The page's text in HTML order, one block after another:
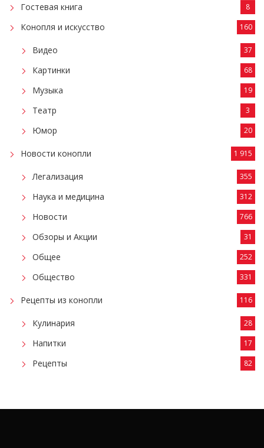
Гостевая книга 8
Конопля и искусство 160
Видео 37
Картинки 68
Музыка 19
Театр 3
Юмор 20
Новости конопли 1 915
Легализация 355
Наука и медицина 312
Новости 766
Обзоры и Акции 31
Общее 252
Общество 331
Рецепты из конопли 116
Кулинария 28
Напитки 17
Рецепты 82